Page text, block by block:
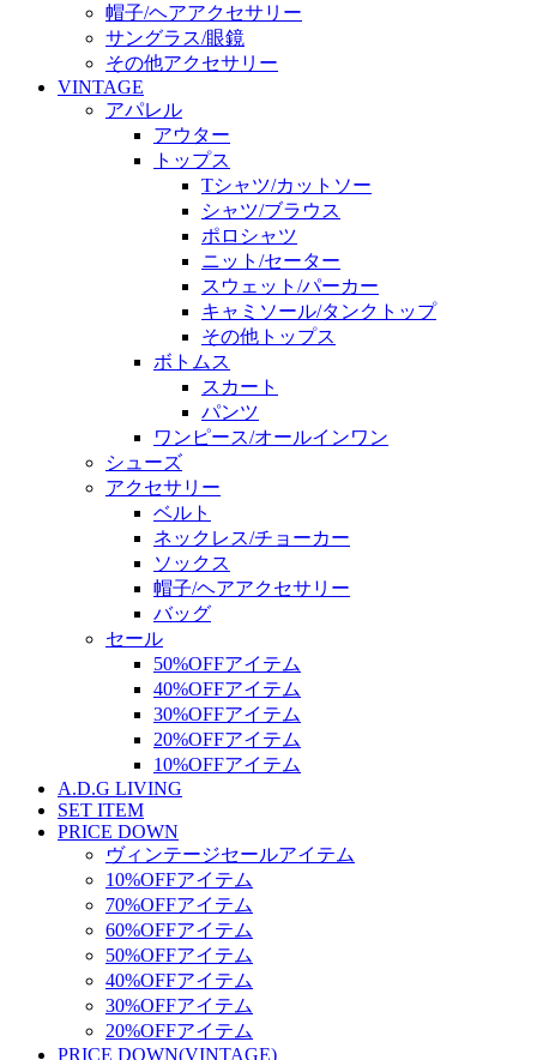
帽子/ヘアアクセサリー
サングラス/眼鏡
その他アクセサリー
VINTAGE
アパレル
アウター
トップス
Tシャツ/カットソー
シャツ/ブラウス
ポロシャツ
ニット/セーター
スウェット/パーカー
キャミソール/タンクトップ
その他トップス
ボトムス
スカート
パンツ
ワンピース/オールインワン
シューズ
アクセサリー
ベルト
ネックレス/チョーカー
ソックス
帽子/ヘアアクセサリー
バッグ
セール
50%OFFアイテム
40%OFFアイテム
30%OFFアイテム
20%OFFアイテム
10%OFFアイテム
A.D.G LIVING
SET ITEM
PRICE DOWN
ヴィンテージセールアイテム
10%OFFアイテム
70%OFFアイテム
60%OFFアイテム
50%OFFアイテム
40%OFFアイテム
30%OFFアイテム
20%OFFアイテム
PRICE DOWN(VINTAGE)